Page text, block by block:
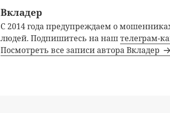
Вкладер
С 2014 года предупреждаем о
людей. Подпишитесь на наштелеграм-
Посмотреть все записи автора Вкладер